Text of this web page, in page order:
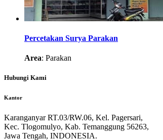
Percetakan Surya Parakan
Area: Parakan
Hubungi Kami
Kantor
Karanganyar RT.03/RW.06, Kel. Pagersari,
Kec. Tlogomulyo, Kab. Temanggung 56263,
Jawa Tengah, INDONESIA.